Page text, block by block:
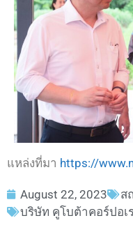
แหล่งที่มา https://
August 22, 2023
ส
บริษัท คูโบต้าคอร์ปอเ